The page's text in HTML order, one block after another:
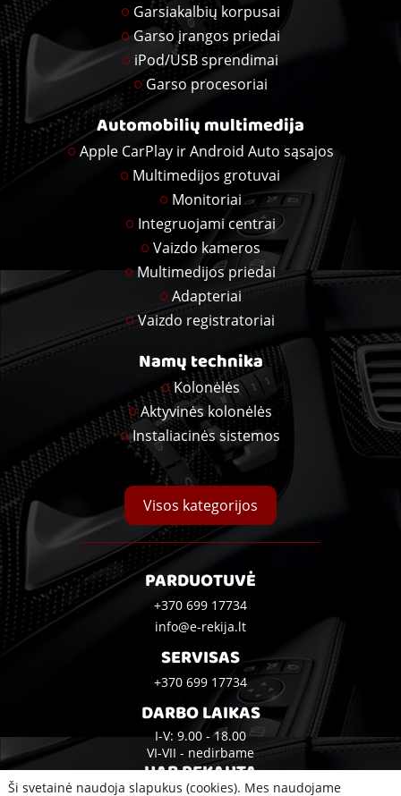
Garsiakalbių korpusai
Garso įrangos priedai
iPod/USB sprendimai
Garso procesoriai
Automobilių multimedija
Apple CarPlay ir Android Auto sąsajos
Multimedijos grotuvai
Monitoriai
Integruojami centrai
Vaizdo kameros
Multimedijos priedai
Adapteriai
Vaizdo registratoriai
Namų technika
Kolonėlės
Aktyvinės kolonėlės
Instaliacinės sistemos
Visos kategorijos
PARDUOTUVĖ
+370 699 17734
info@e-rekija.lt
SERVISAS
+370 699 17734
DARBO LAIKAS
I-V: 9.00 - 18.00
VI-VII - nedirbame
UAB REKAUTA
Ši svetainė naudoja slapukus (cookies). Mes naudojame